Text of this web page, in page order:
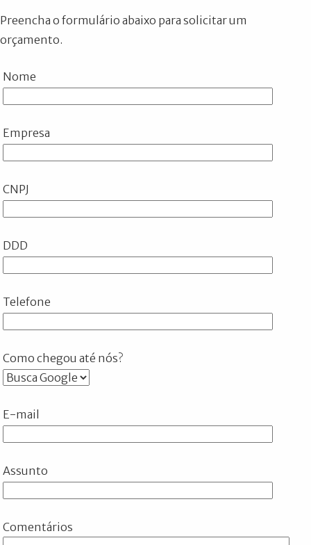
Preencha o formulário abaixo para solicitar um
orçamento.
Nome
Empresa
CNPJ
DDD
Telefone
Como chegou até nós?
E-mail
Assunto
Comentários